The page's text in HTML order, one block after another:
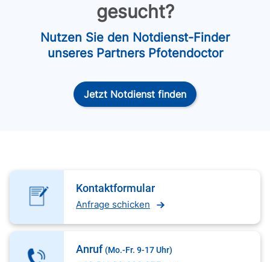
gesucht?
Nutzen Sie den Notdienst-Finder
unseres Partners Pfotendoctor
Jetzt Notdienst finden
Kontaktformular
Anfrage schicken
Anruf (Mo.-Fr. 9-17 Uhr)